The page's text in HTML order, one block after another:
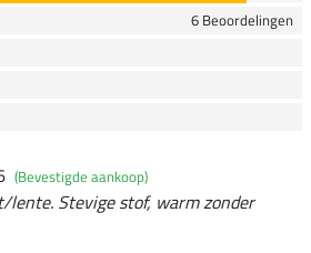
6 Beoordelingen
(Bevestigde aankoop)
lente. Stevige stof, warm zonder